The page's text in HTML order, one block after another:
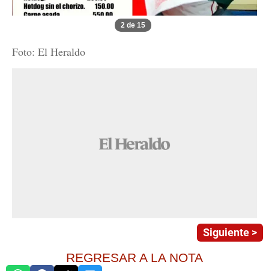
2 de 15
Foto: El Heraldo
Siguiente >
REGRESAR A LA NOTA